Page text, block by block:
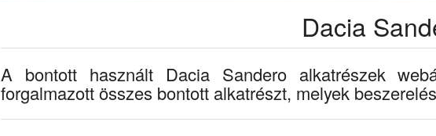
Dacia
A bontott használt Dacia Sandero alkatrészek
forgalmazott összes bontott alkatrészt, melyek